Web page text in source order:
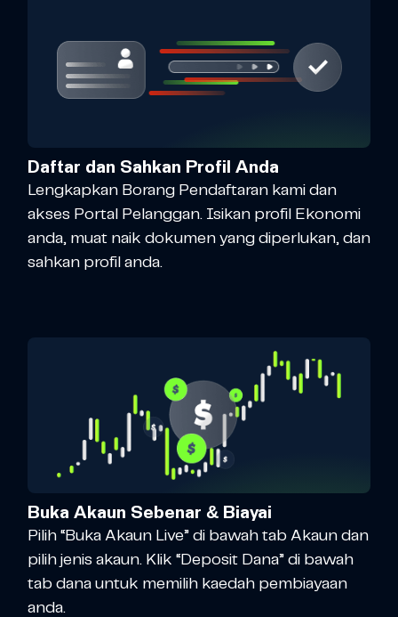
Daftar dan Sahkan Profil Anda
Lengkapkan Borang Pendaftaran kami dan
akses Portal Pelanggan. Isikan profil Ekonomi
anda, muat naik dokumen yang diperlukan, dan
sahkan profil anda.
Buka Akaun Sebenar & Biayai
Pilih “Buka Akaun Live” di bawah tab Akaun dan
pilih jenis akaun. Klik “Deposit Dana” di bawah
tab dana untuk memilih kaedah pembiayaan
anda.